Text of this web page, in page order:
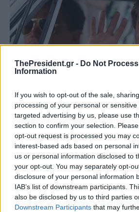
ThePresident.gr - Do Not
Information
If you wish to opt-out of the sale,
processing of your personal or
targeted advertising by us, please use
section to confirm your selection.
opt-out request is processed you may
interest-based ads based on personal
us or personal information disclosed to
your opt-out. You may separately opt-
disclosure of your personal information
IAB’s list of downstream participants.
also be disclosed by us to third parties
Downstream Participants that may